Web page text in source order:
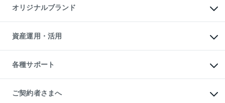
アパート経営
収益物件
ビル購入（ビル一棟）
投資用不動産の売却査定
事業用不動産の売却査定
マンションライブラリー
人気マンションランキング
暮らしに役立つ不動産メディア
不動産相場・不動産価格情報
不動産コラム・ニュース
不動産用語集
不動産なんでもネット相談室
住まいの税金
オリジナルブランド
一棟リノベーションマンション
L`GENTE（ルジェンテ）
区分リノベーションマンション
投資用一棟レジデンスWELL
不動産小口投資
LEGACIA（レガシア）
資産運用・活用
不動産M&A
アセットマネジメント・出資
各種サポート
相続サポート
リフォームサポート
ご契約者さまへ